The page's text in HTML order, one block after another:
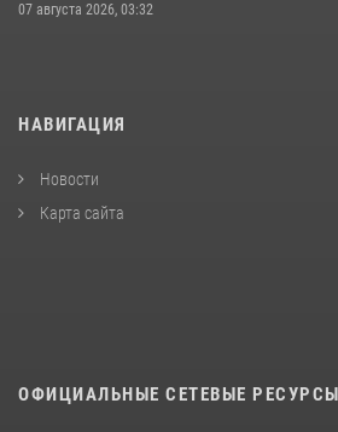
07 августа 2026, 03:32
НАВИГАЦИЯ
Новости
Карта сайта
ОФИЦИАЛЬНЫЕ СЕТЕВЫЕ РЕСУРСЫ